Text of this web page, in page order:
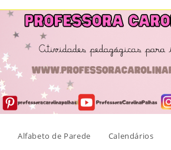
Skip
content
Alfabeto de Parede Calendários